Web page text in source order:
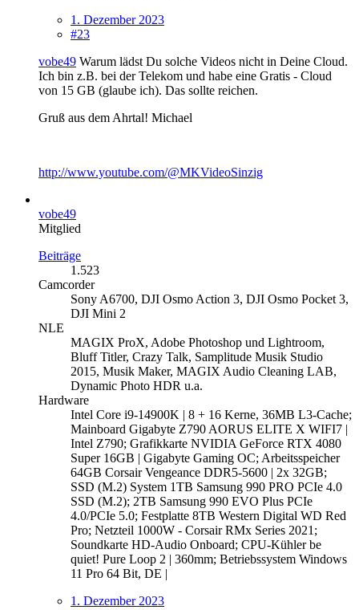
1. Dezember 2023
#23
vobe49 Warum lädst Du solche Videos nicht in Deine Cloud.
Ich bin z.B. bei der Telekom und habe eine Gratis - Cloud
von 15 GB (glaube ich). Das sollte reichen.
Gruß aus dem Ahrtal! Michael
http://www.youtube.com/@MKVideoSinzig
vobe49
Mitglied
Beiträge
1.523
Camcorder
Sony A6700, DJI Osmo Action 3, DJI Osmo Pocket 3,
DJI Mini 2
NLE
MAGIX ProX, Adobe Photoshop und Lightroom,
Bluff Titler, Crazy Talk, Samplitude Musik Studio
2015, Musik Maker, MAGIX Audio Cleaning LAB,
Dynamic Photo HDR u.a.
Hardware
Intel Core i9-14900K | 8 + 16 Kerne, 36MB L3-Cache;
Mainboard Gigabyte Z790 AORUS ELITE X WIFI7 |
Intel Z790; Grafikkarte NVIDIA GeForce RTX 4080
Super 16GB | Gigabyte Gaming OC; Arbeitsspeicher
64GB Corsair Vengeance DDR5-5600 | 2x 32GB;
SSD (M.2) System 1TB Samsung 990 PRO PCIe 4.0
SSD (M.2); 2TB Samsung 990 EVO Plus PCIe
4.0/PCIe 5.0; Festplatte 8TB Western Digital WD Red
Pro; Netzteil 1000W - Corsair RMx Series 2021;
Soundkarte HD-Audio Onboard; CPU-Kühler be
quiet! Pure Loop 2 | 360mm; Betriebssystem Windows
11 Pro 64 Bit, DE |
1. Dezember 2023